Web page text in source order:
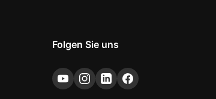
Folgen Sie uns